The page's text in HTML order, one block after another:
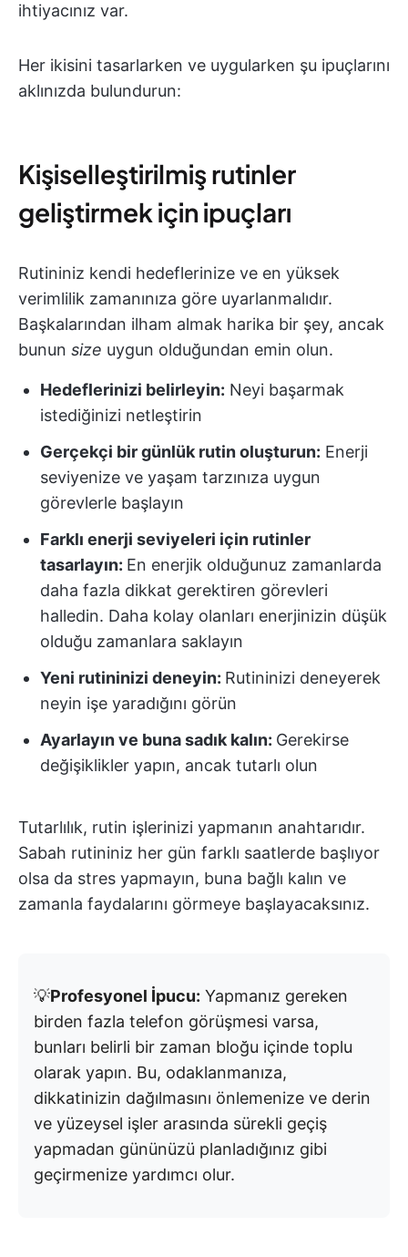
ihtiyacınız var.
Her ikisini tasarlarken ve uygularken şu ipuçlarını
aklınızda bulundurun:
Kişiselleştirilmiş rutinler
geliştirmek için ipuçları
Rutininiz kendi hedeflerinize ve en yüksek
verimlilik zamanınıza göre uyarlanmalıdır.
Başkalarından ilham almak harika bir şey, ancak
bunun size uygun olduğundan emin olun.
Hedeflerinizi belirleyin: Neyi başarmak
istediğinizi netleştirin
Gerçekçi bir günlük rutin oluşturun: Enerji
seviyenize ve yaşam tarzınıza uygun
görevlerle başlayın
Farklı enerji seviyeleri için rutinler
tasarlayın: En enerjik olduğunuz zamanlarda
daha fazla dikkat gerektiren görevleri
halledin. Daha kolay olanları enerjinizin düşük
olduğu zamanlara saklayın
Yeni rutininizi deneyin: Rutininizi deneyerek
neyin işe yaradığını görün
Ayarlayın ve buna sadık kalın: Gerekirse
değişiklikler yapın, ancak tutarlı olun
Tutarlılık, rutin işlerinizi yapmanın anahtarıdır.
Sabah rutininiz her gün farklı saatlerde başlıyor
olsa da stres yapmayın, buna bağlı kalın ve
zamanla faydalarını görmeye başlayacaksınız.
💡Profesyonel İpucu: Yapmanız gereken
birden fazla telefon görüşmesi varsa,
bunları belirli bir zaman bloğu içinde toplu
olarak yapın. Bu, odaklanmanıza,
dikkatinizin dağılmasını önlemenize ve derin
ve yüzeysel işler arasında sürekli geçiş
yapmadan gününüzü planladığınız gibi
geçirmenize yardımcı olur.